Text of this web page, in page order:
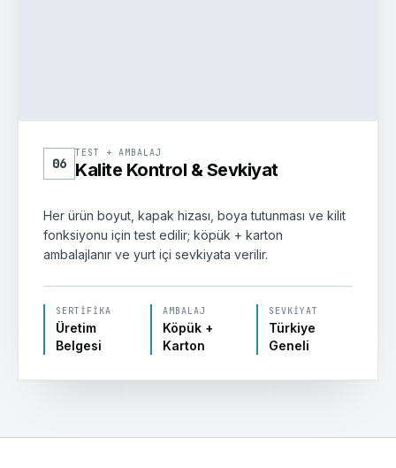
06
TEST + AMBALAJ
Kalite Kontrol & Sevkiyat
Her ürün boyut, kapak hizası, boya tutunması ve kilit
fonksiyonu için test edilir; köpük + karton
ambalajlanır ve yurt içi sevkiyata verilir.
SERTIFIKA
Üretim
Belgesi
AMBALAJ
Köpük +
Karton
SEVKIYAT
Türkiye
Geneli